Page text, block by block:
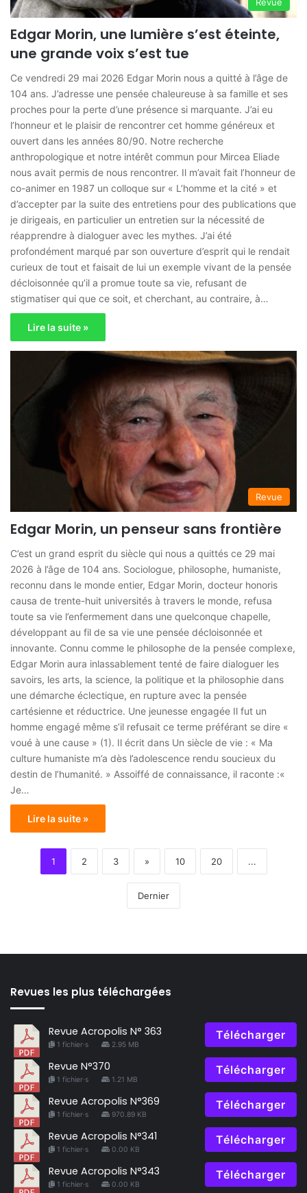
Edgar Morin, une lumière s’est éteinte,
une grande voix s’est tue
Ce vendredi 29 mai 2026 Edgar Morin nous a quitté à l’âge de
104 ans. J’adresse une pensée chaleureuse à sa famille et ses
proches pour la perte d’une présence si marquante. J’ai eu
l’honneur et le plaisir de rencontrer cet homme généreux et
ouvert dans les années 80/90. Notre recherche
anthropologique et notre intérêt commun pour Mircea Eliade
nous avait permis de nous rencontrer. Il m’avait fait l’honneur de
co-animer en 1987 un colloque sur « L’homme et la cité » et
d’accepter par la suite des entretiens pour des publications que
je dirigeais, en particulier un entretien sur la nécessité de
réapprendre à dialoguer avec les mythes. J’ai été
profondément marqué par son ouverture d’esprit qui le rendait
curieux de tout et faisait de lui un exemple vivant de la pensée
décloisonnée qu’il a promue toute sa vie, refusant de
stigmatiser qui que ce soit, et cherchant, au contraire, à…
Lire la suite »
Revue
Edgar Morin, un penseur sans frontière
C’est un grand esprit du siècle qui nous a quittés ce 29 mai
2026 à l’âge de 104 ans. Sociologue, philosophe, humaniste,
reconnu dans le monde entier, Edgar Morin, docteur honoris
causa de trente-huit universités à travers le monde, refusa
toute sa vie l’enfermement dans une quelconque chapelle,
développant au fil de sa vie une pensée décloisonnée et
innovante. Connu comme le philosophe de la pensée complexe,
Edgar Morin aura inlassablement tenté de faire dialoguer les
savoirs, les arts, la science, la politique et la philosophie dans
une démarche éclectique, en rupture avec la pensée
cartésienne et réductrice. Une jeunesse engagée Il fut un
homme engagé même s’il refusait ce terme préférant se dire «
voué à une cause » (1). Il écrit dans Un siècle de vie : « Ma
culture humaniste m’a dès l’adolescence rendu soucieux du
destin de l’humanité. » Assoiffé de connaissance, il raconte :«
Je…
Lire la suite »
1 2 3 » 10 20 ...
Dernier
Revues les plus téléchargées
Revue Acropolis N° 363
1 fichier·s 2.95 MB
Télécharger
Revue N°370
1 fichier·s 1.21 MB
Télécharger
Revue Acropolis N°369
1 fichier·s 970.89 KB
Télécharger
Revue Acropolis N°341
1 fichier·s 0.00 KB
Télécharger
Revue Acropolis N°343
1 fichier·s 0.00 KB
Télécharger